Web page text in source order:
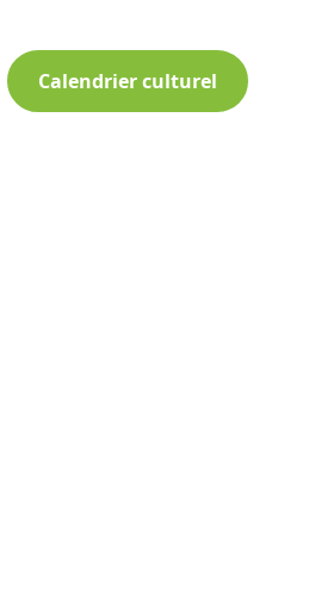
Calendrier culturel